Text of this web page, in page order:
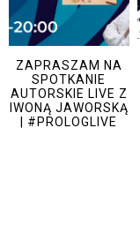
ZAPRASZAM NA
SPOTKANIE
AUTORSKIE LIVE Z
IWONĄ JAWORSKĄ
| #PROLOGLIVE